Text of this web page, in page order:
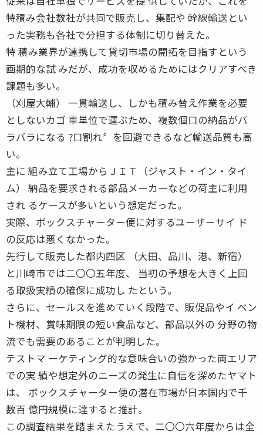
特積み会社数社が共同で販売し、集配や 幹線輸送とい
った実務も各社で分担する体制に切り替えた。
特 積み業界が連携して貸切市場の開拓を目指すという
画期的な試 みだが、成功を収めるためにはクリアすべき
課題も多い。
（刈屋大輔） 一貫輸送し、しかも積み替え作業を必要
としないカゴ 車単位で運ぶため、複数個口の納品がバ
ラバラになる ?口割れ〞を回避できるなど輸送品質も高
い。
主に 組み立て工場からＪＩＴ（ジャスト・イン・タイ
ム） 納品を要求される部品メーカーなどの荷主に利用
され るケースが多いという想定だった。
実際、ボックスチャーター便に対するユーザーサイ ド
の反応は悪くなかった。
先行して販売した都内四区 （大田、品川、港、新宿）
と川崎市では二〇〇五年度、 当初の予想を大きく上回
る取扱実績の確保に成功し たという。
さらに、セールスを進めていく段階で、販促品やイ ベン
ト機材、賞味期限の短い食品など、部品以外の 分野の物
流でも需要のあることが判明した。
テストマ ーケティング的な意味合いの強かった両エリア
での実 績や想定外のニーズの発生に自信を深めたヤマト
は、 ボックスチャーター便の潜在市場が日本国内で千
数百 億円規模に達すると推計。
この調査結果を踏まえたうえで、二〇〇六年度からは全